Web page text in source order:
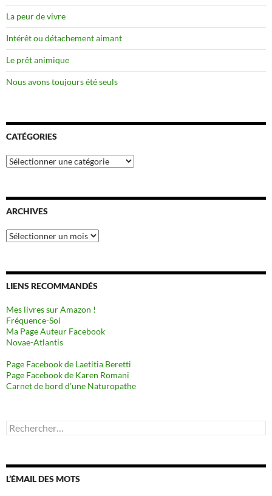
La peur de vivre
Intérêt ou détachement aimant
Le prêt animique
Nous avons toujours été seuls
CATÉGORIES
Catégories
ARCHIVES
Archives
LIENS RECOMMANDÉS
Mes livres sur Amazon !
Fréquence-Soi
Ma Page Auteur Facebook
Novae-Atlantis
Page Facebook de Laetitia Beretti
Page Facebook de Karen Romani
Carnet de bord d’une Naturopathe
Rechercher :
L’ÉMAIL DES MOTS